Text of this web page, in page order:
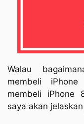
Walau
membeli
membeli iPhone
saya akan